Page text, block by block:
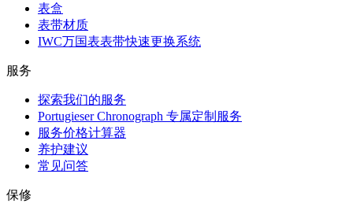
表盒
表带材质
IWC万国表表带快速更换系统
服务
探索我们的服务
Portugieser Chronograph 专属定制服务
服务价格计算器
养护建议
常见问答
保修